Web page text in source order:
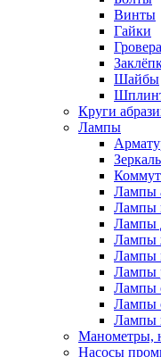
Винты
Гайки
Гровера
Шайбы
Круги
Лампы
Лампы
Лампы
Лампы
Лампы
Лампы
Лампы
Лампы
Лампы
Манометры,
Насосы